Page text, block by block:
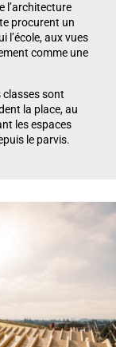
l’architecture
procurent un
l’école, aux vues
comme une
classes sont
la place, au
les espaces
le parvis.